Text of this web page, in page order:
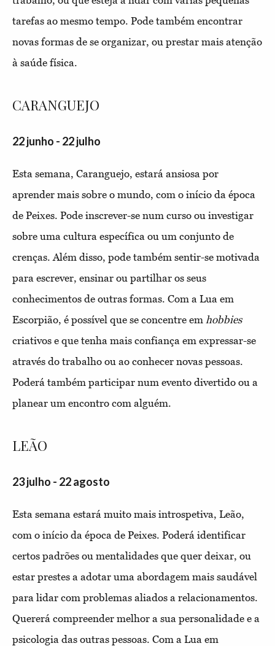
tarefas ao mesmo tempo. Pode também encontrar
novas formas de se organizar, ou prestar mais atenção
à saúde física.
CARANGUEJO
22 junho - 22 julho
Esta semana, Caranguejo, estará ansiosa por
aprender mais sobre o mundo, com o início da época
de Peixes. Pode inscrever-se num curso ou investigar
sobre uma cultura específica ou um conjunto de
crenças. Além disso, pode também sentir-se motivada
para escrever, ensinar ou partilhar os seus
conhecimentos de outras formas. Com a Lua em
Escorpião, é possível que se concentre em hobbies
criativos e que tenha mais confiança em expressar-se
através do trabalho ou ao conhecer novas pessoas.
Poderá também participar num evento divertido ou a
planear um encontro com alguém.
LEÃO
23 julho - 22 agosto
Esta semana estará muito mais introspetiva, Leão,
com o início da época de Peixes. Poderá identificar
certos padrões ou mentalidades que quer deixar, ou
estar prestes a adotar uma abordagem mais saudável
para lidar com problemas aliados a relacionamentos.
Quererá compreender melhor a sua personalidade e a
psicologia das outras pessoas. Com a Lua em